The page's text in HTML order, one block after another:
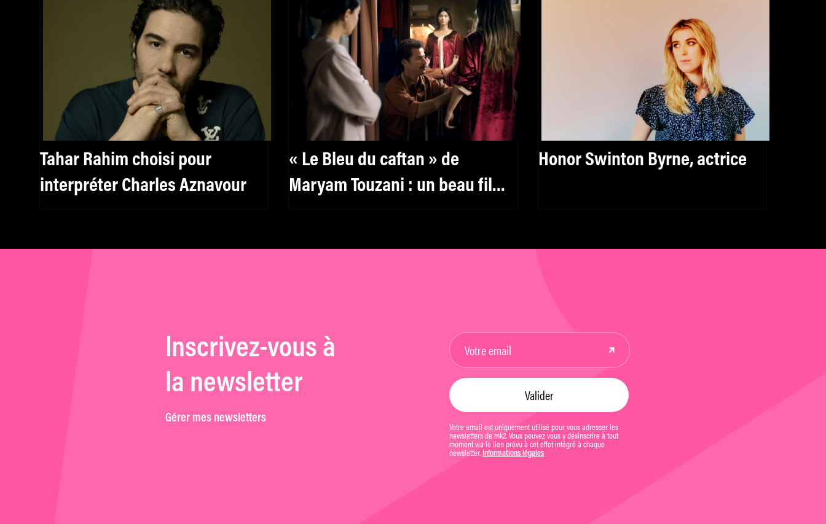
Tahar Rahim choisi pour
interpréter Charles Aznavour
« Le Bleu du caftan » de
Maryam Touzani : un beau film
Honor Swinton Byrne, actrice
Inscrivez-vous à
la newsletter
Gérer mes newsletters
Votre email est uniquement utilisé pour vous adresser les
newsletters de mk2. Vous pouvez vous y désinscrire à tout
moment via le lien prévu à cet effet intégré à chaque
newsletter. Informations légales